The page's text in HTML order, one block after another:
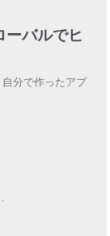
ーバルでヒ
分で作ったアプ